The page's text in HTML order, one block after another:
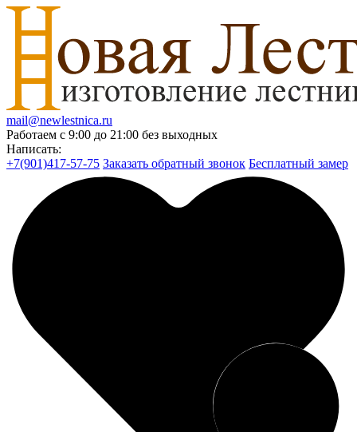
mail@newlestnica.ru
Работаем с 9:00 до 21:00 без выходных
Написать:
+7(901)417-57-75 Заказать обратный звонок Бесплатный замер